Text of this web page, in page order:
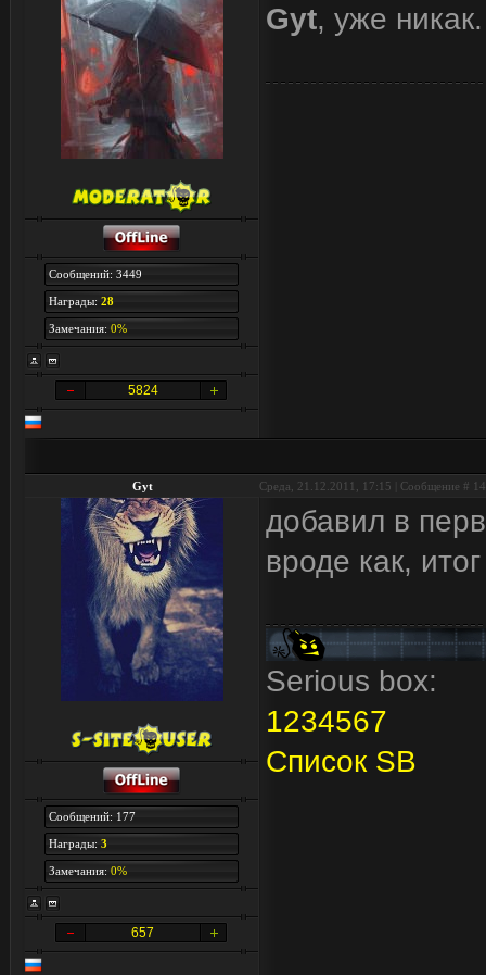
Сообщений: 3449
Награды: 28
Замечания: 0%
5824
Gyt, уже
Gyt Среда, 21.12.2011, 17:15 | Сообщение # 14
Сообщений: 177
Награды: 3
Замечания: 0%
657
добавил в
вроде как,
Serious box:
1234567
Список SB